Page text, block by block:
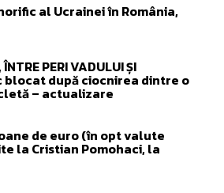
al Ucrainei în România,
ÎNTRE PERI VADULUI ȘI
blocat după ciocnirea dintre o
– actualizare
de euro (în opt valute
la Cristian Pomohaci, la